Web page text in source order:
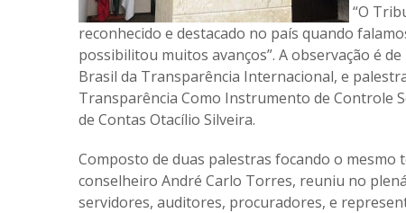
“O
reconhecido e destacado no país quando
possibilitou muitos avanços”. A observação é
Brasil da Transparência Internacional, e
Transparência Como Instrumento de Controle
de Contas Otacílio Silveira.
Composto de duas palestras focando o
conselheiro André Carlo Torres, reuniu no
servidores, auditores, procuradores, e